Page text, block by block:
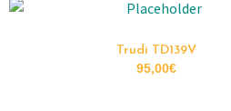
Trudi TD139V
95,00€